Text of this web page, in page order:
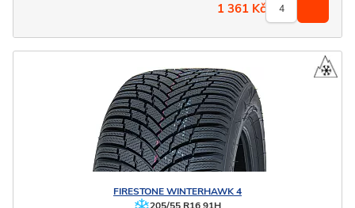
1 361 Kč
FIRESTONEWINTERHAWK 4